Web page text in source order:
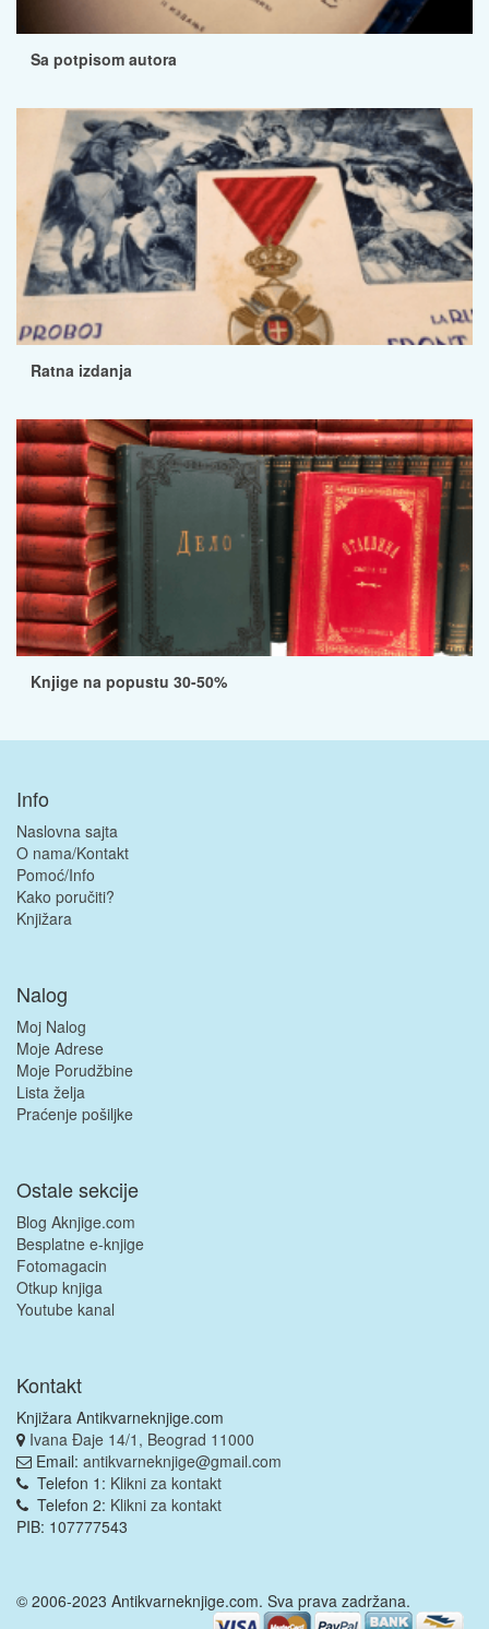
Sa potpisom autora
Ratna izdanja
Knjige na popustu 30-50%
Info
Naslovna sajta
O nama/Kontakt
Pomoć/Info
Kako poručiti?
Knjižara
Nalog
Moj Nalog
Moje Adrese
Moje Porudžbine
Lista želja
Praćenje pošiljke
Ostale sekcije
Blog Aknjige.com
Besplatne e-knjige
Fotomagacin
Otkup knjiga
Youtube kanal
Kontakt
Knjižara Antikvarneknjige.com
Ivana Đaje 14/1, Beograd 11000
Email: antikvarneknjige@gmail.com
Telefon 1: Klikni za kontakt
Telefon 2: Klikni za kontakt
PIB: 107777543
© 2006-2023 Antikvarneknjige.com. Sva prava zadržana.